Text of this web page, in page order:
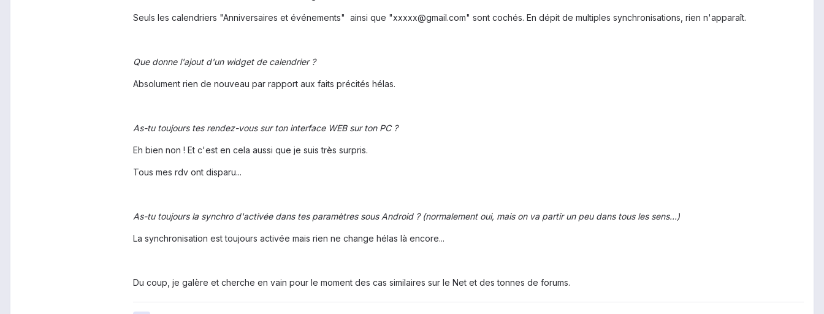
Seuls les calendriers "Anniversaires et événements" ainsi que "xxxxx@gmail.com" sont cochés. En dépit de multiples synchronisations, rien n'apparaît.
Que donne l'ajout d'un widget de calendrier ?
Absolument rien de nouveau par rapport aux faits précités hélas.
As-tu toujours tes rendez-vous sur ton interface WEB sur ton PC ?
Eh bien non ! Et c'est en cela aussi que je suis très surpris.
Tous mes rdv ont disparu...
As-tu toujours la synchro d'activée dans tes paramètres sous Android ? (normalement oui, mais on va partir un peu dans tous les sens...)
La synchronisation est toujours activée mais rien ne change hélas là encore...
Du coup, je galère et cherche en vain pour le moment des cas similaires sur le Net et des tonnes de forums.